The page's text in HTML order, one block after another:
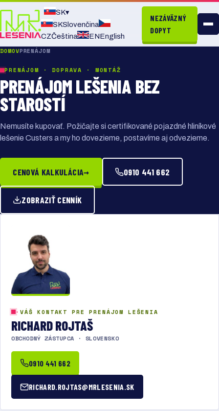
SK▾
SKSlovenčina
CZČeština ENEnglish
NEZÁVÄZNÝ
DOPYT
DOMOVPRENÁJOM
PRENÁJOM · DOPRAVA · MONTÁŽ
PRENÁJOM LEŠENIA BEZ
STAROSTÍ
Nemusíte kupovať. Požičajte si certifikované pojazdné hliníkové
lešenie Custers a my ho dovezieme, postavíme aj odvezieme.
CENOVÁ KALKULÁCIA→ 0910 441 662
ZOBRAZIŤ CENNÍK
· VÁŠ KONTAKT PRE PRENÁJOM LEŠENIA
RICHARD ROJTAŠ
OBCHODNÝ ZÁSTUPCA · SLOVENSKO
0910 441 662
RICHARD.ROJTAS@MRLESENIA.SK